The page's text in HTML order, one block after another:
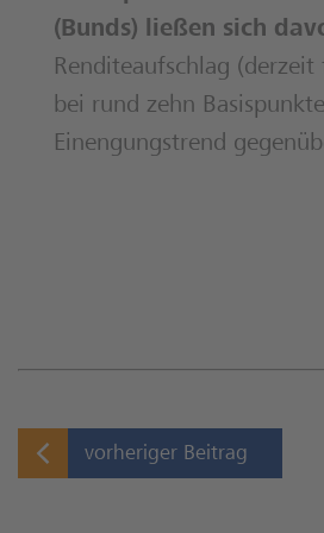
(Bunds) ließen sich
Renditeaufschlag
bei rund zehn
Einengungstrend
vorheriger Beitrag